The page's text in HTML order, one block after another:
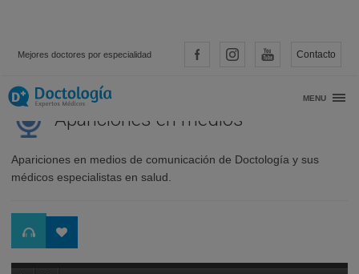
Mejores doctores por especialidad Contacto
MENU
Apariciones en medios
Apariciones en medios de comunicación de Doctología y sus
médicos especialistas en salud.